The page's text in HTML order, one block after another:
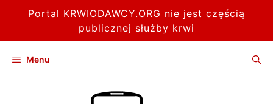
Portal KRWIODAWCY.ORG nie jest częścią
publicznej służby krwi
Menu